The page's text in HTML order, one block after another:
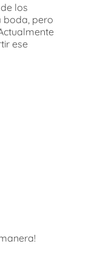
los
boda, pero
ese